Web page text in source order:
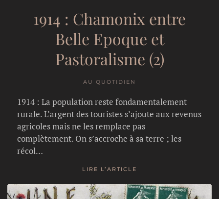
1914 : Chamonix entre
Belle Epoque et
Pastoralisme (2)
AU QUOTIDIEN
1914 : La population reste fondamentalement
rurale. L’argent des touristes s’ajoute aux revenus
agricoles mais ne les remplace pas
complètement. On s’accroche à sa terre ; les
récol…
LIRE L’ARTICLE